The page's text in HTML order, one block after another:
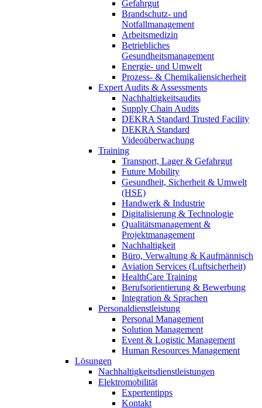
Gefahrgut
Brandschutz- und
Notfallmanagement
Arbeitsmedizin
Betriebliches
Gesundheitsmanagement
Energie- und Umwelt
Prozess- & Chemikaliensicherheit
Expert Audits & Assessments
Nachhaltigkeitsaudits
Supply Chain Audits
DEKRA Standard Trusted Facility
DEKRA Standard
Videoüberwachung
Training
Transport, Lager & Gefahrgut
Future Mobility
Gesundheit, Sicherheit & Umwelt
(HSE)
Handwerk & Industrie
Digitalisierung & Technologie
Qualitätsmanagement &
Projektmanagement
Nachhaltigkeit
Büro, Verwaltung & Kaufmännisch
Aviation Services (Luftsicherheit)
HealthCare Training
Berufsorientierung & Bewerbung
Integration & Sprachen
Personaldienstleistung
Personal Management
Solution Management
Event & Logistic Management
Human Resources Management
Lösungen
Nachhaltigkeitsdienstleistungen
Elektromobilität
Expertentipps
Kontakt